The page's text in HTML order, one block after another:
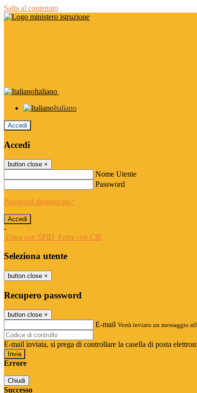
Salta al contenuto
Italiano
Italiano
Accedi
Accedi
button close ×
Nome Utente
Password
Password dimenticata?
-
Entra con SPID Entra con CIE
Seleziona utente
button close ×
Recupero password
button close ×
E-mail Verrà inviato un messaggio
E-mail inviata, si prega di controllare la casella di posta
Errore
Chiudi
Successo